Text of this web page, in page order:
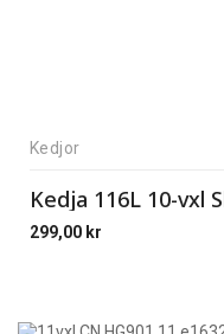
Kedjor
Kedja 116L 10-vxl
299,00 kr